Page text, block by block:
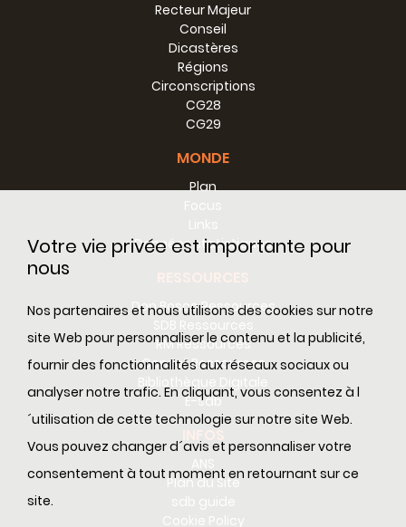
Votre vie privée est importante pour
nous
Nos partenaires et nous utilisons des cookies sur notre
site Web pour personnaliser le contenu et la publicité,
fournir des fonctionnalités aux réseaux sociaux ou
analyser notre trafic. En cliquant, vous consentez à l
´utilisation de cette technologie sur notre site Web.
Vous pouvez changer d´avis et personnaliser votre
consentement à tout moment en retournant sur ce
site.
Recteur Majeur
Conseil
Dicastères
Régions
Circonscriptions
CG28
CG29
MONDE
Plan
Données statistiques
Don Bosco Ressources
RM Ressources
Conseil Ressources
Bibliothèque Digitale
E-sdb
Plan du Site